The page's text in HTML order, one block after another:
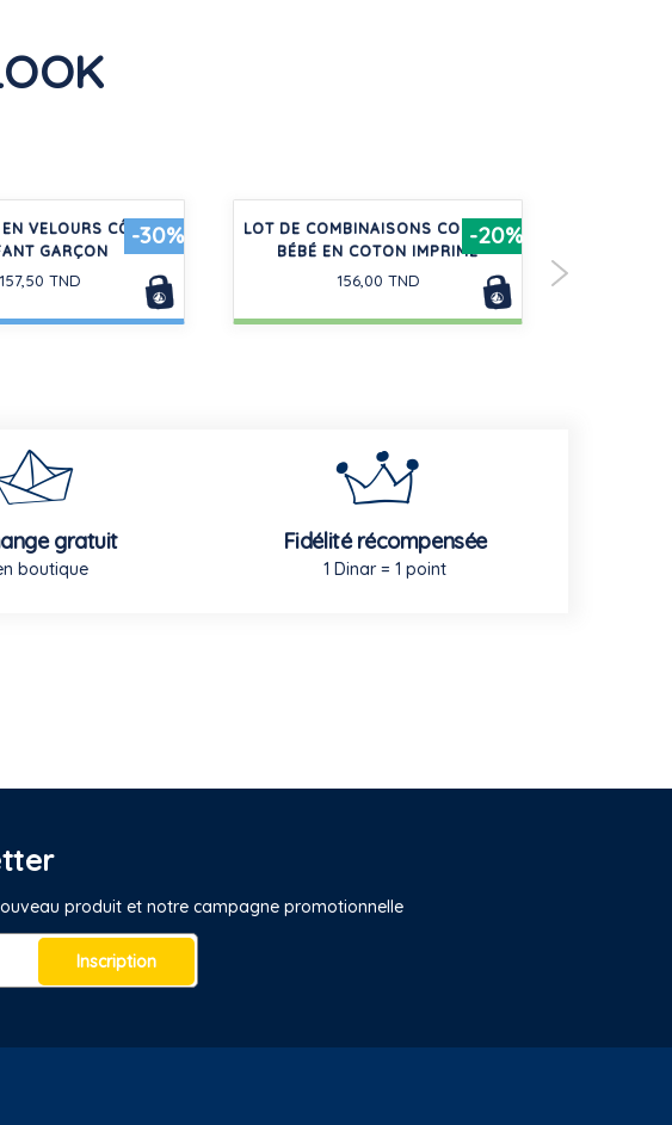
-30%
VELOURS CÔTELÉ
GARÇON
157,50 TND
-20%
LOT DE COMBINAISONS COURTES
BÉBÉ EN COTON IMPRIMÉ
156,00 TND
gratuit
boutique
Fidélité récompensée
1 Dinar = 1 point
produit et notre campagne promotionnelle
Inscription